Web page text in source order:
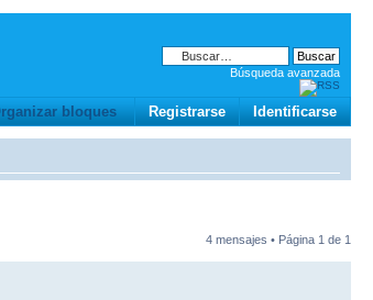
Búsqueda avanzada
Identificarse
Registrarse
4 mensajes • Página 1 de 1